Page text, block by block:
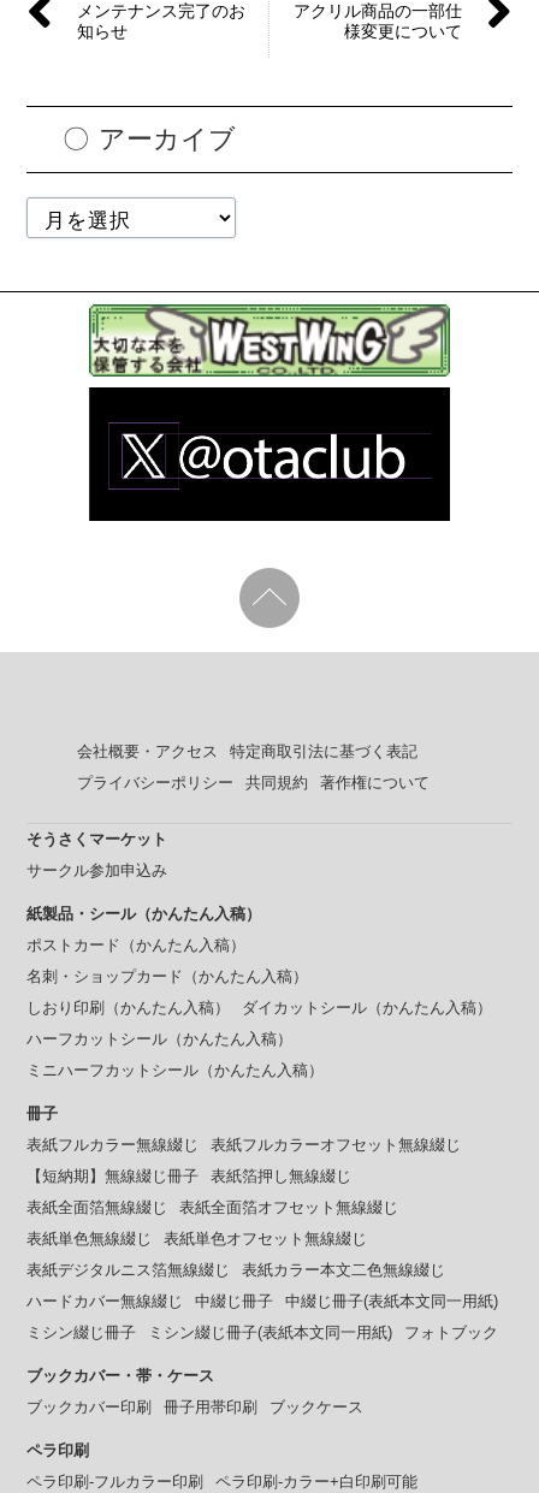
メンテナンス完了のお
知らせ
アクリル商品の一部仕
様変更について
アーカイブ
会社概要・アクセス
特定商取引法に基づく表記
プライバシーポリシー
共同規約 著作権について
そうさくマーケット
サークル参加申込み
紙製品・シール（かんたん入稿）
ポストカード（かんたん入稿）
名刺・ショップカード（かんたん入稿）
しおり印刷（かんたん入稿）
ダイカットシール（かんたん入稿）
ハーフカットシール（かんたん入稿）
ミニハーフカットシール（かんたん入稿）
冊子
表紙フルカラー無線綴じ
表紙フルカラーオフセット無線綴じ
【短納期】無線綴じ冊子
表紙箔押し無線綴じ
表紙全面箔無線綴じ
表紙全面箔オフセット無線綴じ
表紙単色無線綴じ
表紙単色オフセット無線綴じ
表紙デジタルニス箔無線綴じ
表紙カラー本文二色無線綴じ
ハードカバー無線綴じ
中綴じ冊子
中綴じ冊子(表紙本文同一用紙)
ミシン綴じ冊子
ミシン綴じ冊子(表紙本文同一用紙) フォトブック
ブックカバー・帯・ケース
ブックカバー印刷
冊子用帯印刷 ブックケース
ペラ印刷
ペラ印刷-フルカラー印刷
ペラ印刷-カラー+白印刷可能